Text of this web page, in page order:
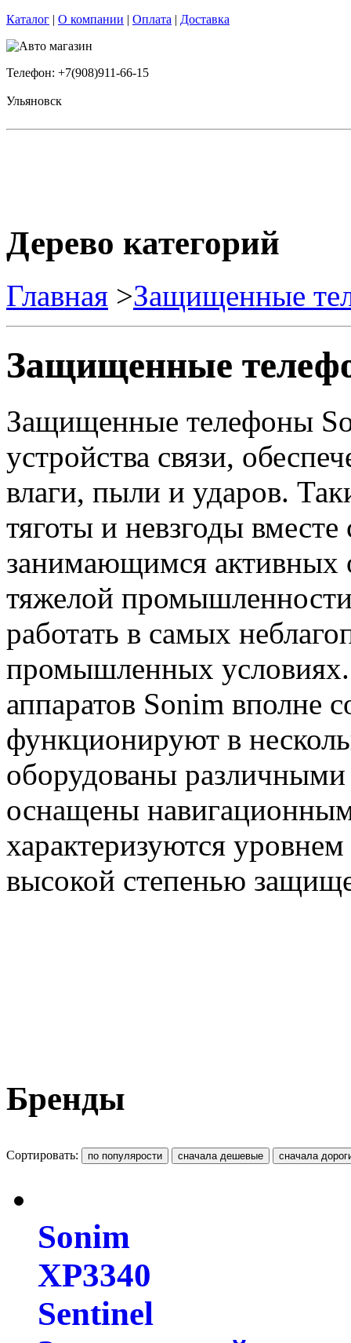
Каталог | О компании | Оплата | Доставка
Телефон: +7(908)911-66-15
Ульяновск
Дерево категорий
Главная >Защищенные
Защищенные
Защищенные телефоны
устройства связи,
влаги, пыли и ударов.
тяготы и невзгоды
занимающимся
тяжелой
работать в самых
промышленных
аппаратов Sonim вполне
функционируют в
оборудованы
оснащены
характеризуются
высокой степенью
Бренды
Сортировать:
Sonim
XP3340
Sentinel